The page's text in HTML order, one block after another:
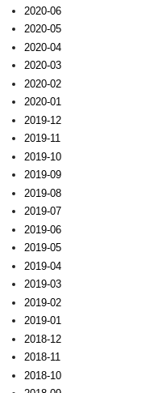
2020-06
2020-05
2020-04
2020-03
2020-02
2020-01
2019-12
2019-11
2019-10
2019-09
2019-08
2019-07
2019-06
2019-05
2019-04
2019-03
2019-02
2019-01
2018-12
2018-11
2018-10